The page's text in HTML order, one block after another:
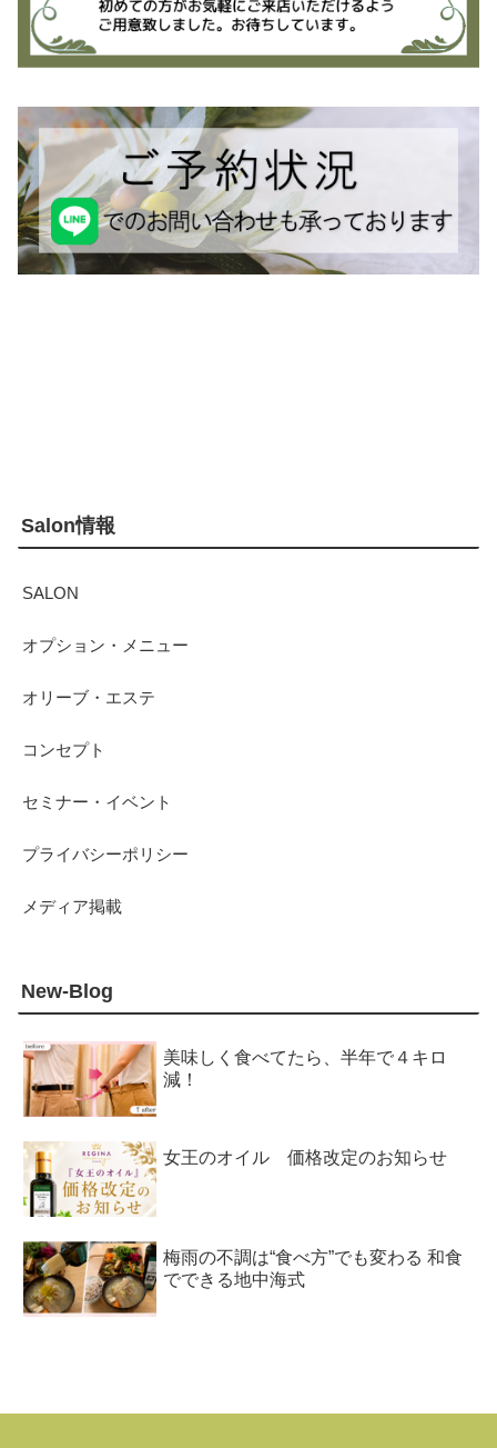
Salon情報
SALON
オプション・メニュー
オリーブ・エステ
コンセプト
セミナー・イベント
プライバシーポリシー
メディア掲載
New-Blog
美味しく食べてたら、半年で４キロ
減！
女王のオイル 価格改定のお知らせ
梅雨の不調は“食べ方”でも変わる 和食
でできる地中海式